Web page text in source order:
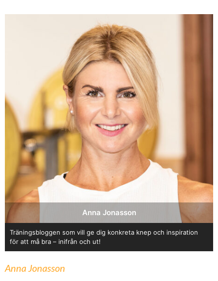
Anna Jonasson
Träningsbloggen som vill ge dig konkreta knep och inspiration
för att må bra – inifrån och ut!
Anna Jonasson